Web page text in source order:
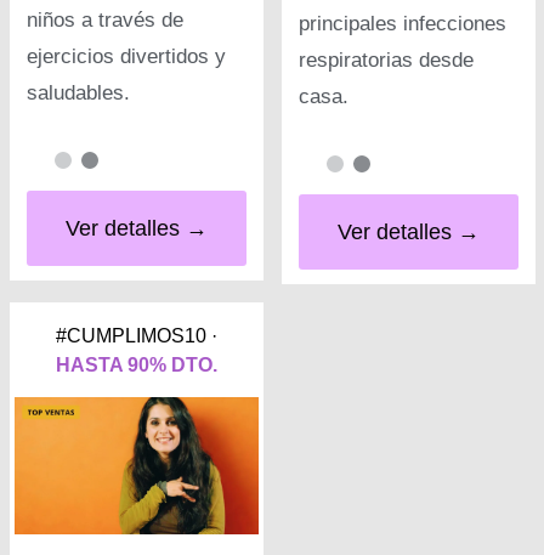
niños a través de
ejercicios divertidos y
saludables.
Ver detalles →
principales infecciones
respiratorias desde
casa.
Ver detalles →
#CUMPLIMOS10 ·
HASTA 90% DTO.